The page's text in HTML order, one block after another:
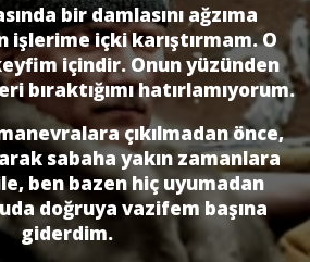
bir damlasını ağzıma
işlerime içki karıştırmam. O
içindir. Onun yüzünden
bıraktığımı hatırlamıyorum.
çıkılmadan önce,
sabaha yakın zamanlara
ben bazen hiç uyumadan
doğruya vazifem başına
giderdim.